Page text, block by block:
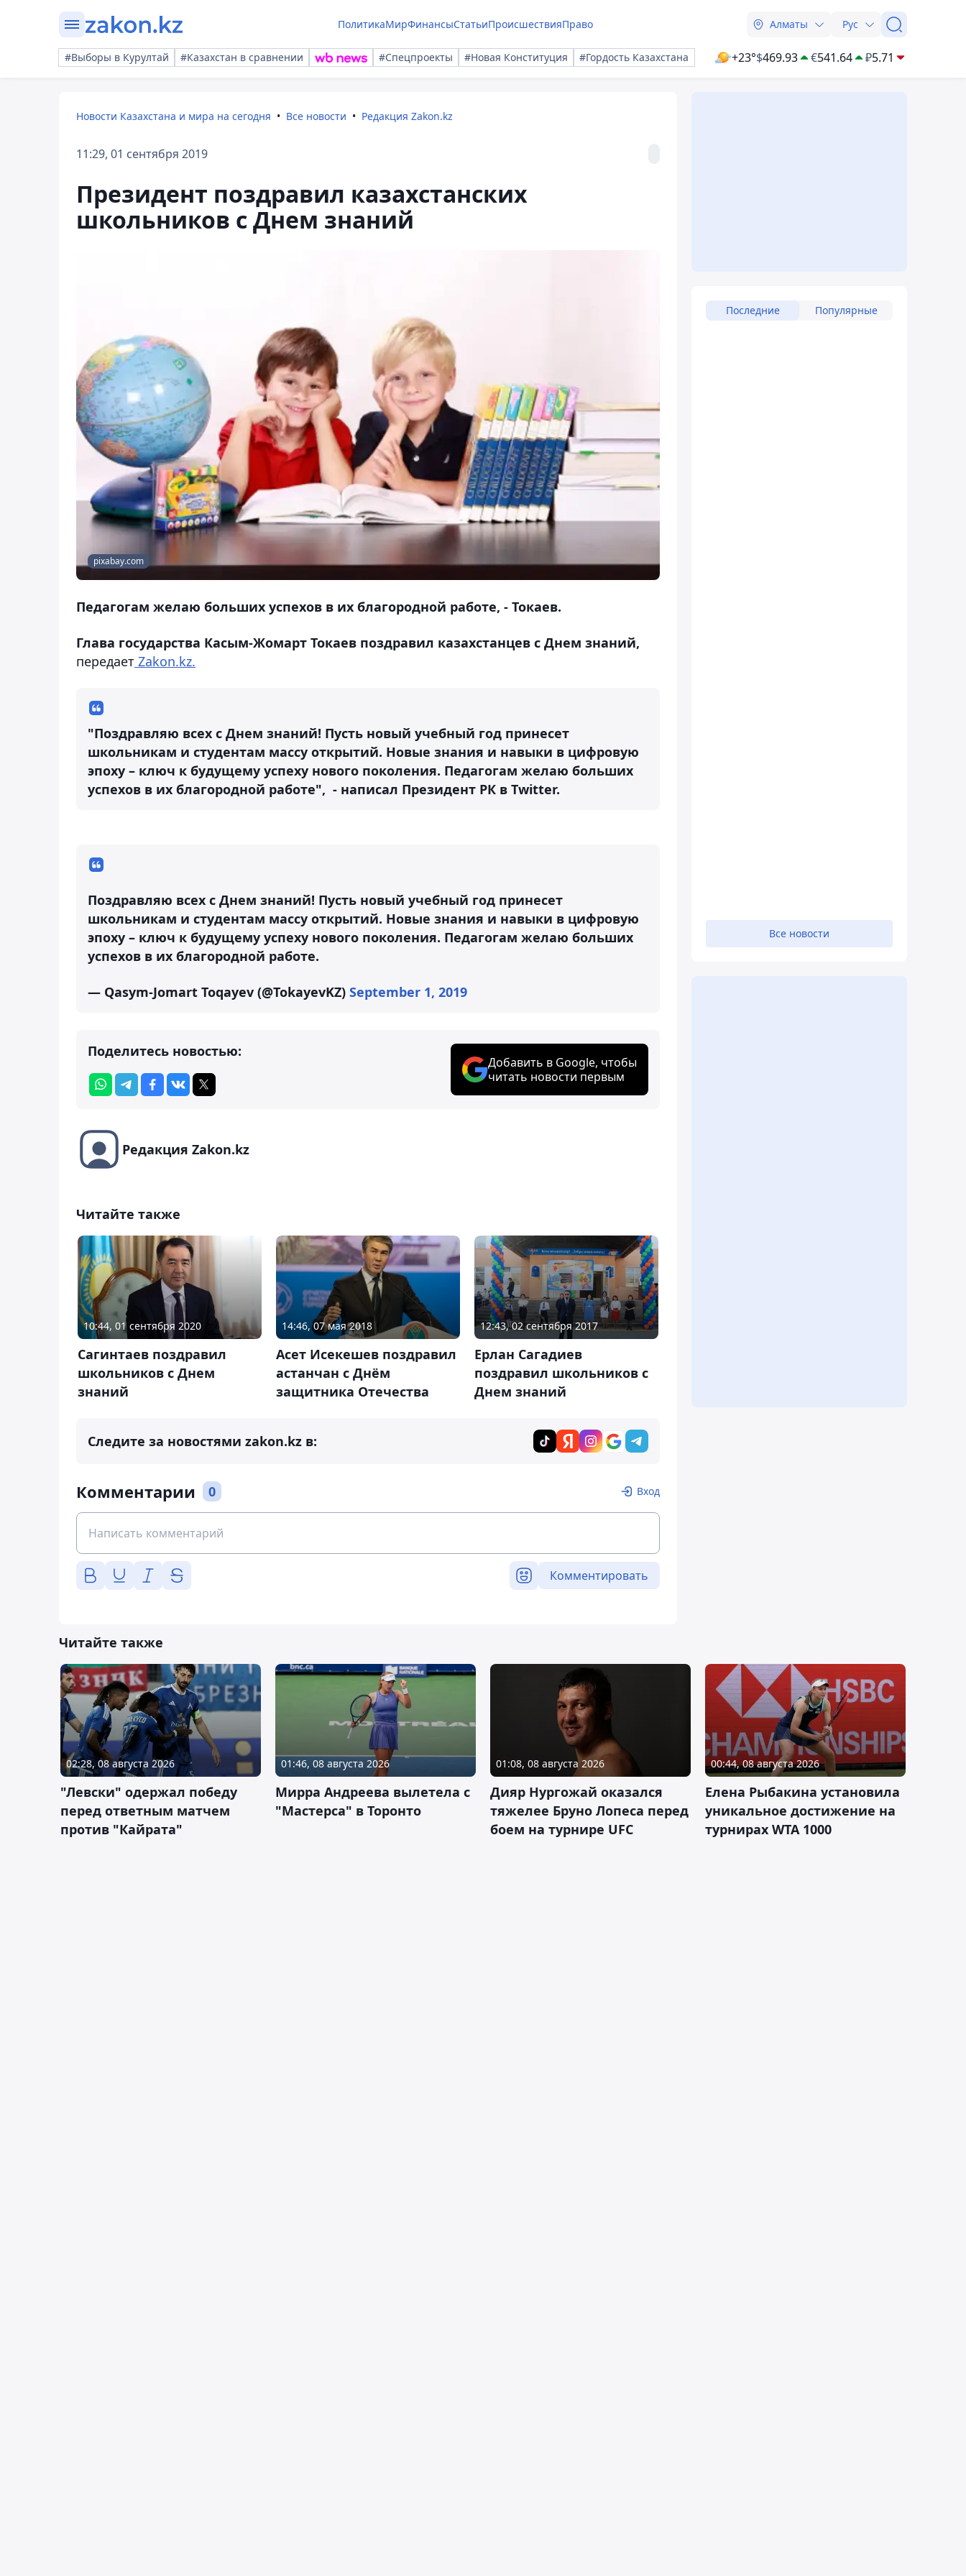
ПолитикаМирФинансыСтатьиПроисшествияПраво Алматы Рус
#Выборы в Курултай #Казахстан в сравнении #Спецпроекты #Новая Конституция #Гордость Казахстана +23°$469.93 €541.64 ₽5.71
Новости Казахстана и мира на сегодня Все новости Редакция Zakon.kz
11:29, 01 сентября 2019
Президент поздравил казахстанских
школьников с Днем знаний
pixabay.com
Педагогам желаю больших успехов в их благородной работе, - Токаев.
Глава государства Касым-Жомарт Токаев поздравил казахстанцев с Днем знаний,
передает Zakon.kz.
"Поздравляю всех с Днем знаний! Пусть новый учебный год принесет
школьникам и студентам массу открытий. Новые знания и навыки в цифровую
эпоху – ключ к будущему успеху нового поколения. Педагогам желаю больших
успехов в их благородной работе", ­ - написал Президент РК в Twitter.
Поздравляю всех с Днем знаний! Пусть новый учебный год принесет
школьникам и студентам массу открытий. Новые знания и навыки в цифровую
эпоху – ключ к будущему успеху нового поколения. Педагогам желаю больших
успехов в их благородной работе.
— Qasym-Jomart Toqayev (@TokayevKZ) September 1, 2019
Поделитесь новостью:
Добавить в Google, чтобы
читать новости первым
Редакция Zakon.kz
Читайте также
10:44, 01 сентября 2020
Сагинтаев поздравил
школьников с Днем
знаний
14:46, 07 мая 2018
Асет Исекешев поздравил
астанчан с Днём
защитника Отечества
12:43, 02 сентября 2017
Ерлан Сагадиев
поздравил школьников с
Днем знаний
Следите за новостями zakon.kz в:
Комментарии 0 Вход
Комментировать
Последние Популярные
Все новости
Читайте также
02:28, 08 августа 2026
"Левски" одержал победу
перед ответным матчем
против "Кайрата"
01:46, 08 августа 2026
Мирра Андреева вылетела с
"Мастерса" в Торонто
01:08, 08 августа 2026
Дияр Нургожай оказался
тяжелее Бруно Лопеса перед
боем на турнире UFC
00:44, 08 августа 2026
Елена Рыбакина установила
уникальное достижение на
турнирах WTA 1000